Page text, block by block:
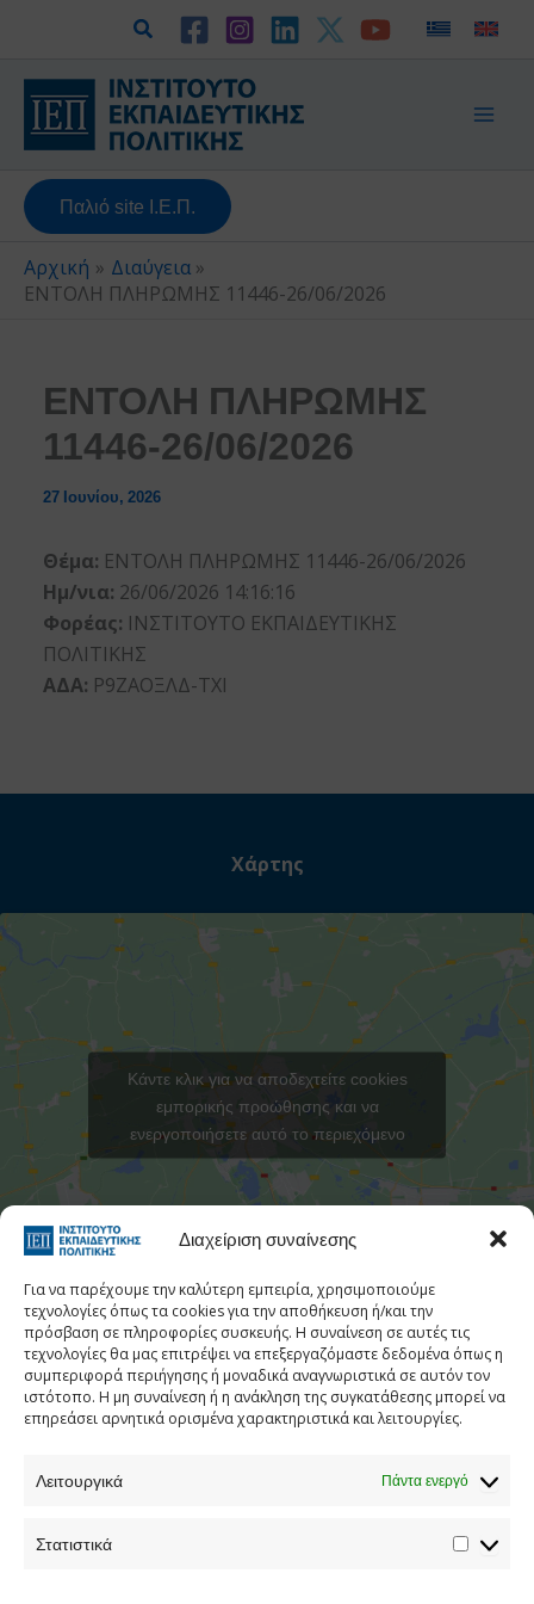
Διαχείριση συναίνεσης
Για να παρέχουμε την καλύτερη εμπειρία, χρησιμοποιούμε
τεχνολογίες όπως τα cookies για την αποθήκευση ή/και την
πρόσβαση σε πληροφορίες συσκευής. Η συναίνεση σε αυτές τις
τεχνολογίες θα μας επιτρέψει να επεξεργαζόμαστε δεδομένα όπως η
συμπεριφορά περιήγησης ή μοναδικά αναγνωριστικά σε αυτόν τον
ιστότοπο. Η μη συναίνεση ή η ανάκληση της συγκατάθεσης μπορεί να
επηρεάσει αρνητικά ορισμένα χαρακτηριστικά και λειτουργίες.
Λειτουργικά Πάντα ενεργό
Στατιστικά
περιεχόμενο
Αναζήτηση
Παλιό site Ι.Ε.Π.
Αρχική
Διαύγεια
ΕΝΤΟΛΗ ΠΛΗΡΩΜΗΣ 11446-26/06/2026
ΕΝΤΟΛΗ ΠΛΗΡΩΜΗΣ
11446-26/06/2026
27 Ιουνίου, 2026
Θέμα: ΕΝΤΟΛΗ ΠΛΗΡΩΜΗΣ 11446-26/06/2026
Ημ/νια: 26/06/2026 14:16:16
Φορέας: ΙΝΣΤΙΤΟΥΤΟ ΕΚΠΑΙΔΕΥΤΙΚΗΣ
ΠΟΛΙΤΙΚΗΣ
ΑΔΑ: Ρ9ΖΑΟΞΛΔ-ΤΧΙ
Χάρτης
Κάντε κλικ για να αποδεχτείτε cookies
εμπορικής προώθησης και να
ενεργοποιήσετε αυτό το περιεχόμενο
Τηλεφωνικός Κατάλογος
Τηλ:213 1335 100
Ταχ. Διεύθυνση:
Αν. Τσόχα 36, Αθήνα, Τ.Κ. 11521
Προστασία προσωπικών δεδομένων